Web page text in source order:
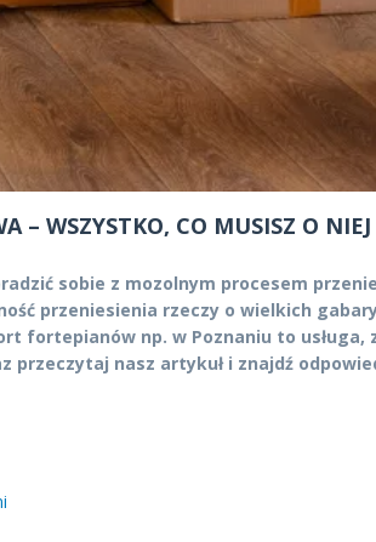
– WSZYSTKO, CO MUSISZ O
sobie z mozolnym procesem
przeniesienia rzeczy o wielkich
fortepianów np. w Poznaniu to
przeczytaj nasz artykuł i znajdź